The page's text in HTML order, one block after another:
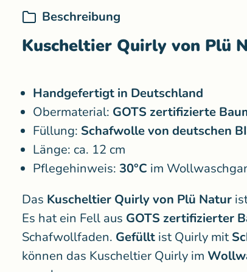
Beschreibung
Kuscheltier Quirly von Plü
Handgefertigt in Deutschland
Obermaterial: GOTS zertifizierte
Füllung: Schafwolle von deutschen
Länge: ca. 12 cm
Pflegehinweis: 30°C im
Das Kuscheltier Quirly von Plü Natur
Es hat ein Fell aus GOTS zertifizierter
Schafwollfaden. Gefüllt ist Quirly mit
können das Kuscheltier Quirly im